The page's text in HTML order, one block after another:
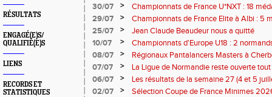
RÉSULTATS
ENGAGÉ(E)S/
QUALIFIÉ(E)S
LIENS
RECORDS ET
STATISTIQUES
30/07
>
Championnats de France U*NXT : 18
29/07
>
Championnats de France Elite à Albi : 5
titres !
25/07 >
Jean Claude Beaudeur nous a quitté
10/07
>
Championnats d'Europe U18 : 2
08/07
>
Régionaux Pantalancers Masters à
07/07
>
La Ligue de Normandie reste ouverte tout
06/07
>
Les résultats de la semaine 27 (4 et 5
02/07
>
Sélection Coupe de France Minimes